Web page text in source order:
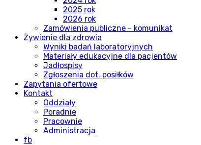
2025 rok
2026 rok
Zamówienia publiczne - komunikat
Żywienie dla zdrowia
Wyniki badań laboratoryjnych
Materiały edukacyjne dla pacjentów
Jadłospisy
Zgłoszenia dot. posiłków
Zapytania ofertowe
Kontakt
Oddziały
Poradnie
Pracownie
Administracja
fb